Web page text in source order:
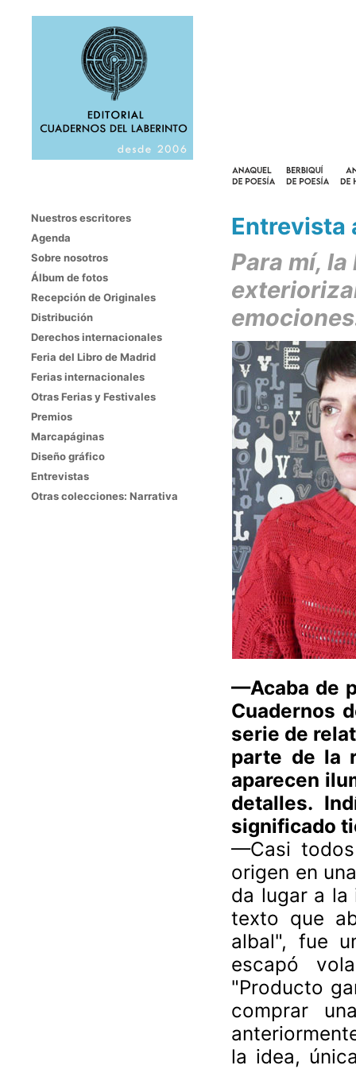
Nuestros escritores
Agenda
Sobre nosotros
Álbum de fotos
Recepción de Originales
Distribución
Derechos internacionales
Feria del Libro de Madrid
Ferias internacionales
Otras Ferias y Festivales
Premios
Marcapáginas
Diseño gráfico
Entrevistas
Otras colecciones: Narrativa
Entrevista
Para mí,
—Acaba de
Cuadernos
serie de
parte de la
aparecen
detalles.
significado
—Casi
origen en
da lugar a la
texto que
albal", fue
escapó
"Producto
comprar
la idea,